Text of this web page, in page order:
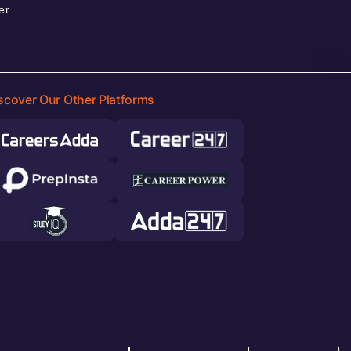
Our Other Platforms